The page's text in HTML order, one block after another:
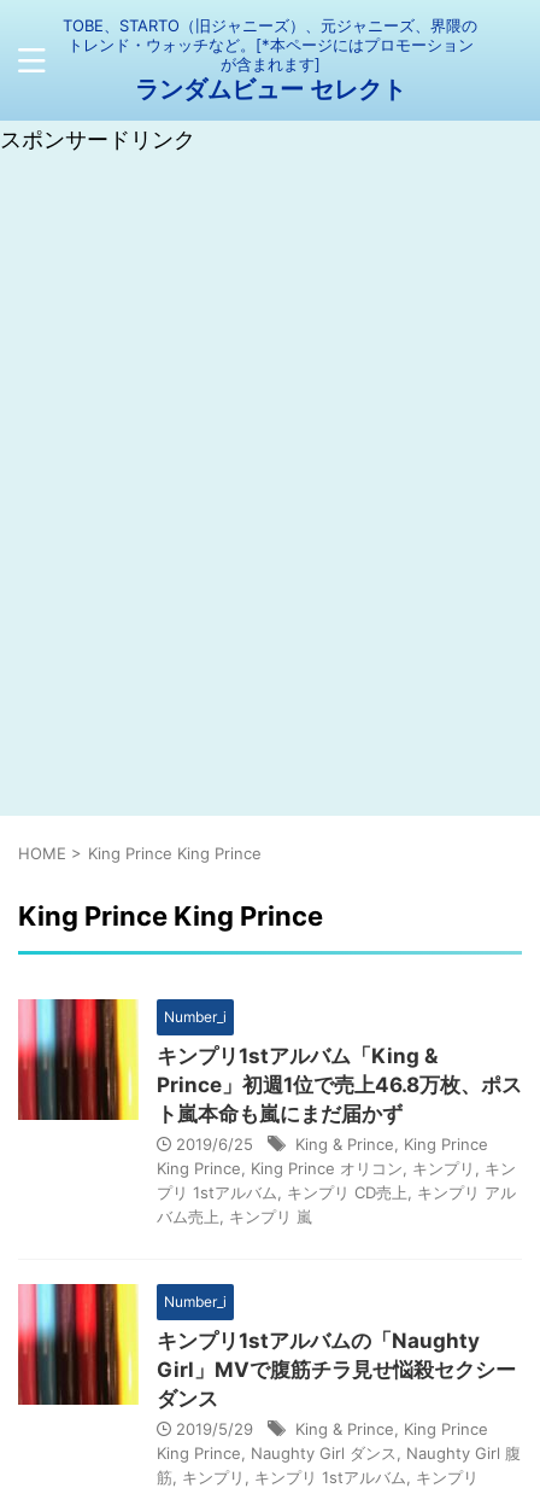
TOBE、STARTO（旧ジャニーズ）、元ジャニーズ、界隈の
トレンド・ウォッチなど。[*本ページにはプロモーション
が含まれます]
ランダムビュー セレクト
スポンサードリンク
HOME > King Prince King Prince
King Prince King Prince
Number_i
キンプリ1stアルバム「King &
Prince」初週1位で売上46.8万枚、ポス
ト嵐本命も嵐にまだ届かず
2019/6/25 King & Prince
King Prince
King Prince
King Prince オリコン キンプリ
キン
プリ 1stアルバム
キンプリ CD売上
キンプリ アル
バム売上
キンプリ 嵐
Number_i
キンプリ1stアルバムの「Naughty
Girl」MVで腹筋チラ見せ悩殺セクシー
ダンス
2019/5/29 King & Prince
King Prince
King Prince
Naughty Girl ダンス
Naughty Girl 腹
筋
キンプリ キンプリ 1stアルバム
キンプリ